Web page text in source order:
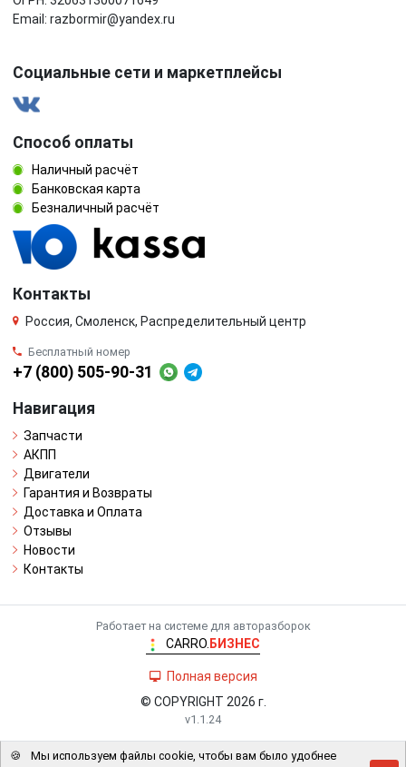
Email: razbormir@yandex.ru
Социальные сети и маркетплейсы
Способ оплаты
Наличный расчёт
Банковская карта
Безналичный расчёт
Контакты
Россия, Смоленск, Распределительный центр
Бесплатный номер
+7 (800) 505-90-31
Навигация
Запчасти
АКПП
Двигатели
Гарантия и Возвраты
Доставка и Оплата
Отзывы
Новости
Контакты
Работает на системе для авторазборок
CARRO. БИЗНЕС
Полная версия
© COPYRIGHT 2026 г.
v1.1.24
🍪
Мы используем файлы cookie, чтобы вам было удобнее